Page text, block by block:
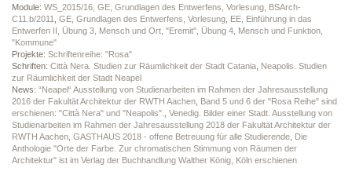
Module: WS_2015/16, GE, Grundlagen des Entwerfens, Vorlesung, BSArch-
C11.b/2011
GE, Grundlagen des Entwerfens, Vorlesung EE, Einführung in das
Entwerfen II, Übung 3, Mensch und Ort, "Eremit", Übung 4, Mensch und Funktion,
"Kommune"
Projekte: Schriftenreihe: "Rosa"
Schriften: Città Nera. Studien zur Räumlichkeit der Stadt Catania Neapolis. Studien
zur Räumlichkeit der Stadt Neapel
News: “Neapel“ Ausstellung von Studienarbeiten im Rahmen der Jahresausstellung
2016 der Fakultät Architektur der RWTH Aachen Band 5 und 6 der "Rosa Reihe" sind
erschienen: "Città Nera" und "Neapolis".
Venedig. Bilder einer Stadt. Ausstellung von
Studienarbeiten im Rahmen der Jahresausstellung 2018 der Fakultät Architektur der
RWTH Aachen GASTHAUS 2018 - offene Betreuung für alle Studierende Die
Anthologie "Orte der Farbe. Zur chromatischen Stimmung von Räumen der
Architektur" ist im Verlag der Buchhandlung Walther König, Köln erschienen